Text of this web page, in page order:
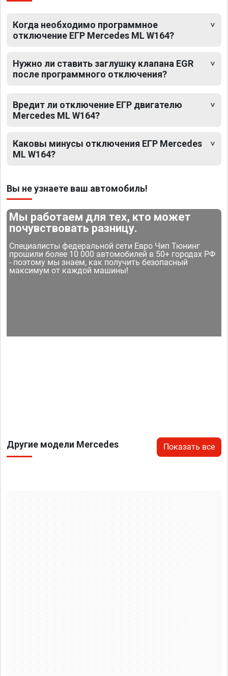
Когда необходимо программное
отключение ЕГР Mercedes ML W164?
Нужно ли ставить заглушку клапана EGR
после программного отключения?
Вредит ли отключение ЕГР двигателю
Mercedes ML W164?
Каковы минусы отключения ЕГР Mercedes
ML W164?
Вы не узнаете ваш автомобиль!
Мы работаем для тех, кто может
почувствовать разницу.
Специалисты федеральной сети Евро Чип Тюнинг
прошили более 10 000 автомобилей в 50+ городах РФ
- поэтому мы знаем, как получить безопасный
максимум от каждой машины!
Другие модели Mercedes Показать все